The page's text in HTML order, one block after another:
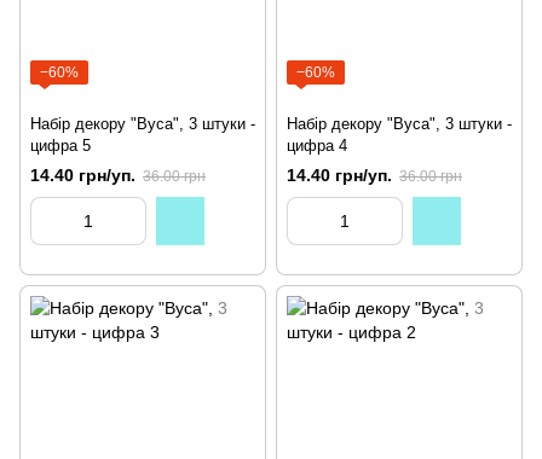
−60%
Набір декору "Вуса", 3 штуки -
цифра 5
14.40 грн/уп. 36.00 грн
−60%
Набір декору "Вуса", 3 штуки -
цифра 4
14.40 грн/уп. 36.00 грн